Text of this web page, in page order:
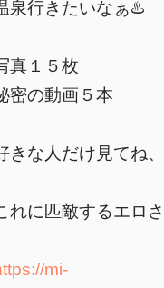
泉行きたいなぁ♨️
真１５枚
密の動画５本
きな人だけ見てね
れに匹敵するエロ
mi-